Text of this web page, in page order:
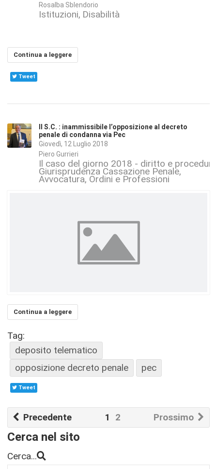
Rosalba Sblendorio
Istituzioni Disabilità
Continua a leggere
Tweet
Il S.C. : inammissibile l’opposizione al decreto
penale di condanna via Pec
Giovedì, 12 Luglio 2018
Piero Gurrieri
Il caso del giorno 2018 - diritto e
Giurisprudenza Cassazione Penale
Avvocatura, Ordini e Professioni
Continua a leggere
Tag:
deposito telematico
opposizione decreto penale
pec
Tweet
Precedente Prossimo
1 2
Cerca nel sito
Cerca...